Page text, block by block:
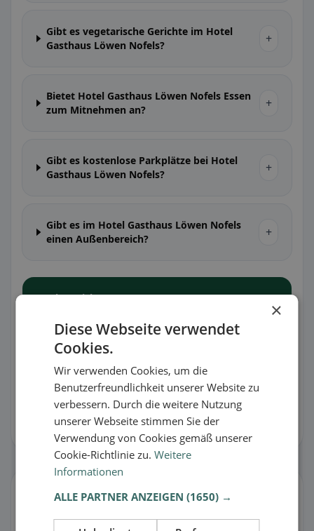
Gibt es vegetarische Gerichte im Hotel
Gasthaus Löwen Nofels?
+
Bietet Hotel Gasthaus Löwen Nofels Essen
zum Mitnehmen an?
+
Gibt es kostenlose Parkplätze bei Hotel
Gasthaus Löwen Nofels?
+
Gibt es im Hotel Gasthaus Löwen Nofels
einen Außenbereich?
+
Noch unsicher?
Details, Filter & aktuelle Community-Badges.
App herunterladen
Alle Angaben ohne Gewähr. Die Inhalte stammen von Google, Nutzer-
Feedback oder den Restaurants selbst und können Fehler enthalten.
Bitte nutzen Sie die Meldefunktion bei Unstimmigkeiten.
Stimmt etwas nicht oder bist du der Besitzer?
×
Diese Webseite verwendet
Cookies.
Wir verwenden Cookies, um die
Benutzerfreundlichkeit unserer Website zu
verbessern. Durch die weitere Nutzung
unserer Webseite stimmen Sie der
Verwendung von Cookies gemäß unserer
Cookie-Richtlinie zu.Weitere
Informationen
ALLE PARTNER ANZEIGEN(1650) →